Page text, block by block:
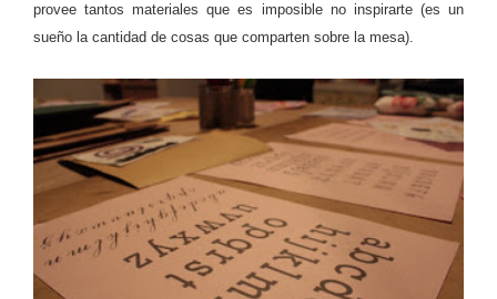
provee tantos materiales que es imposible no inspirarte (es un
sueño la cantidad de cosas que comparten sobre la mesa).